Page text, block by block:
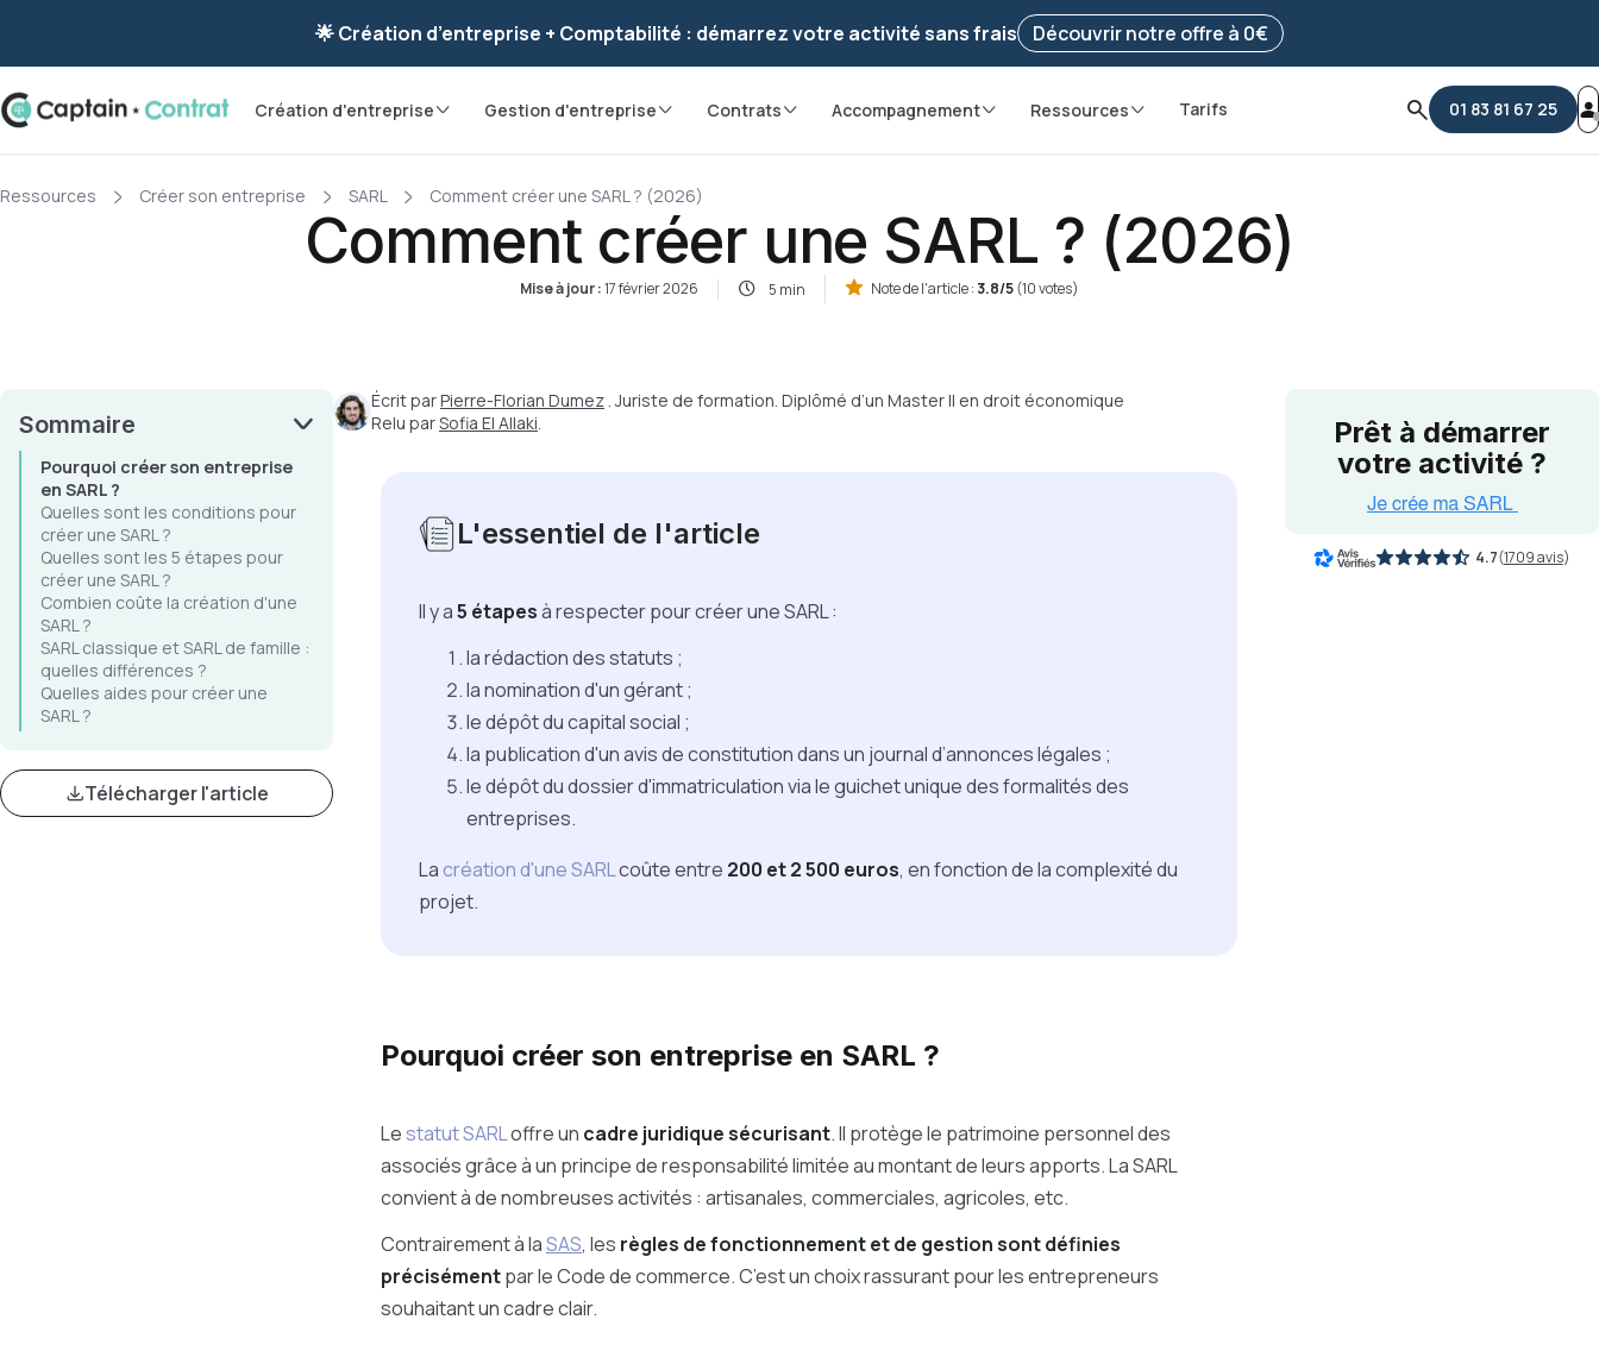
Ravis de vous revoir ! Votre démarchea été enregistrée 🚀 Reprendre ma démarche
🌟 Création d’entreprise + Comptabilité : démarrez votre activité sans frais Découvrir notre offre à 0€
Création d'entreprise Gestion d'entreprise Contrats Accompagnement Ressources Tarifs 01 83 81 67 25
Ressources Créer son entreprise SARL Comment créer une SARL ? (2026)
Comment créer une SARL ? (2026)
Mise à jour :17 février 2026 5 min Note de l'article : 3.8/5(10 votes)
Sommaire
Pourquoi créer son entreprise
en SARL ?
Quelles sont les conditions pour
créer une SARL ?
Quelles sont les 5 étapes pour
créer une SARL ?
Combien coûte la création d'une
SARL ?
SARL classique et SARL de famille :
quelles différences ?
Quelles aides pour créer une
SARL ?
Télécharger l'article
Écrit parPierre-Florian Dumez. Juriste de formation. Diplômé d’un Master II en droit économique
Relu parSofia El Allaki.
L'essentiel de l'article
Il y a5 étapesà respecter pour créer une SARL :
la rédaction des statuts ;
la nomination d'un gérant ;
le dépôt du capital social ;
la publication d'un avis de constitution dans un journal d’annonces légales ;
le dépôt du dossier d'immatriculation via le guichet unique des formalités des
entreprises.
La création d'une SARLcoûte entre 200 et 2 500 euros, en fonction de la complexité du
projet.
Pourquoi créer son entreprise en SARL ?
Lestatut SARLoffre un cadre juridique sécurisant. Il protège le patrimoine personnel des
associés grâce à un principe de responsabilité limitée au montant de leurs apports. La SARL
convient à de nombreuses activités : artisanales, commerciales, agricoles, etc.
Contrairement à laSAS, les règles de fonctionnement et de gestion sont définies
précisémentpar le Code de commerce. C’est un choix rassurant pour les entrepreneurs
souhaitant un cadre clair.
4.7(1709 avis)
Prêt à démarrer
votre activité ?